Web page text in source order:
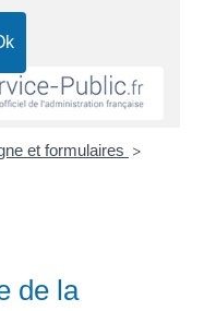
et formulaires >
de la